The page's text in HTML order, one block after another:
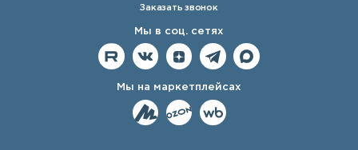
Заказать звонок
Мы в соц. сетях
Мы на маркетплейсах